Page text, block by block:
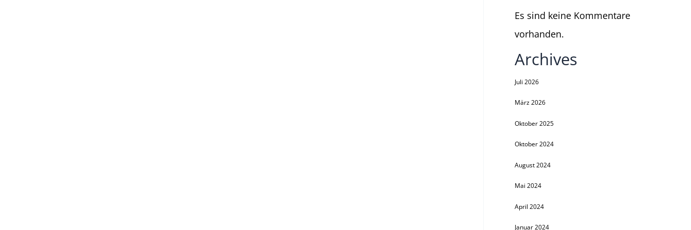
Es sind keine Kommentare
vorhanden.
Archives
Juli 2026
März 2026
Oktober 2025
Oktober 2024
August 2024
Mai 2024
April 2024
Januar 2024